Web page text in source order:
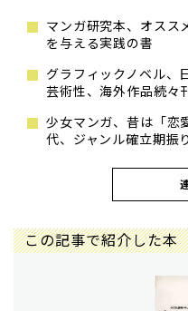
マンガ研究本、オス
を与える実践の書
グラフィックノベル
芸術性、海外作品続々
少女マンガ、昔は「
代、ジャンル確立期振
この記事で紹介した本